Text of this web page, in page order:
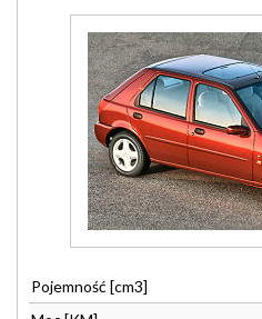
Pojemność [cm3]